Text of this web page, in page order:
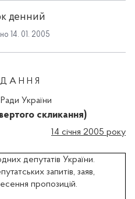
денний
14. 01. 2005
А Н Н Я
України
скликання)
14 січня 2005 року
депутатів України.
запитів, заяв,
пропозицій.